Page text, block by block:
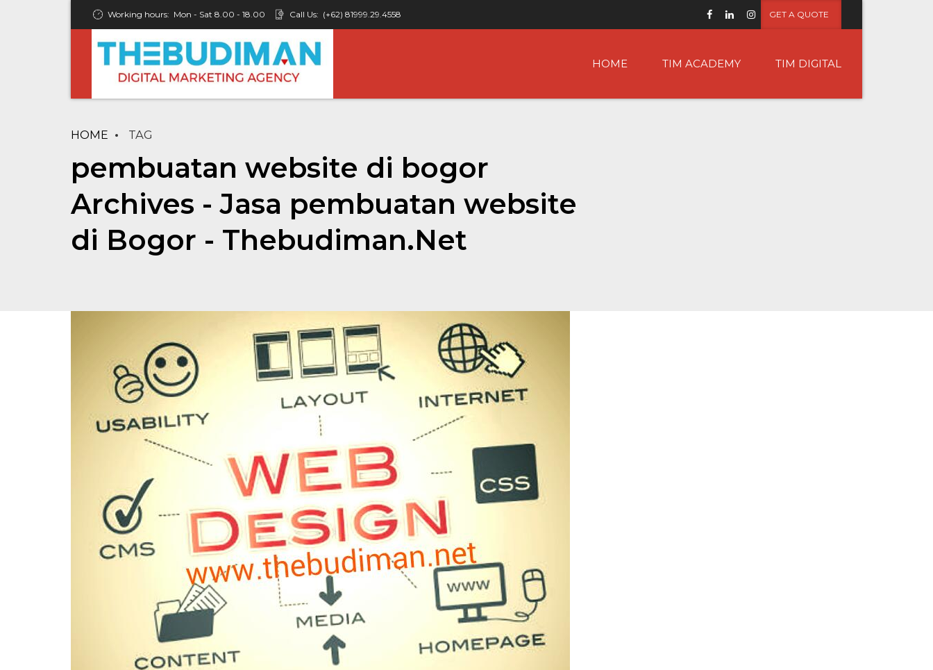
Working hours: Mon - Sat 8.00 - 18.00 Call Us: (+62) 81999.29.4558 GET A QUOTE
HOME TIM ACADEMY TIM DIGITAL
HOME TAG
pembuatan website di bogor
Archives - Jasa pembuatan website
di Bogor - Thebudiman.Net